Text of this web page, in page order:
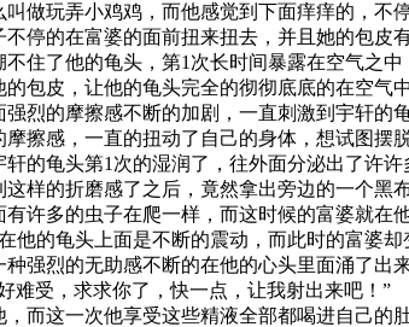
做玩弄小鸡鸡，而他感觉到下面痒痒的，不
停的在富婆的面前扭来扭去，并且她的包
住了他的龟头，第1次长时间暴露在空气之中
包皮，让他的龟头完全的彻彻底底的在空
烈的摩擦感不断的加剧，一直刺激到宇轩的龟
擦感，一直的扭动了自己的身体，想试图
的龟头第1次的湿润了，往外面分泌出了许
样的折磨感了之后，竟然拿出旁边的一个黑
有许多的虫子在爬一样，而这时候的富婆就
他的龟头上面是不断的震动，而此时的富婆
强烈的无助感不断的在他的心头里面涌了出
难受，求求你了，快一点，让我射出来吧！”
而这一次他享受这些精液全部都喝进自己